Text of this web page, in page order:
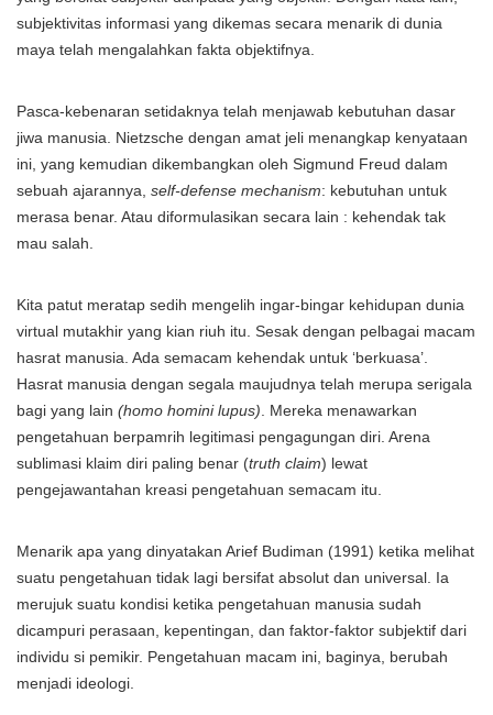
subjektivitas informasi yang dikemas secara menarik di dunia
maya telah mengalahkan fakta objektifnya.
Pasca-kebenaran setidaknya telah menjawab kebutuhan dasar
jiwa manusia. Nietzsche dengan amat jeli menangkap kenyataan
ini, yang kemudian dikembangkan oleh Sigmund Freud dalam
sebuah ajarannya, self-defense mechanism: kebutuhan untuk
merasa benar. Atau diformulasikan secara lain : kehendak tak
mau salah.
Kita patut meratap sedih mengelih ingar-bingar kehidupan dunia
virtual mutakhir yang kian riuh itu. Sesak dengan pelbagai macam
hasrat manusia. Ada semacam kehendak untuk ‘berkuasa’.
Hasrat manusia dengan segala maujudnya telah merupa serigala
bagi yang lain (homo homini lupus) . Mereka menawarkan
pengetahuan berpamrih legitimasi pengagungan diri. Arena
sublimasi klaim diri paling benar (truth claim) lewat
pengejawantahan kreasi pengetahuan semacam itu.
Menarik apa yang dinyatakan Arief Budiman (1991) ketika melihat
suatu pengetahuan tidak lagi bersifat absolut dan universal. Ia
merujuk suatu kondisi ketika pengetahuan manusia sudah
dicampuri perasaan, kepentingan, dan faktor-faktor subjektif dari
individu si pemikir. Pengetahuan macam ini, baginya, berubah
menjadi ideologi.